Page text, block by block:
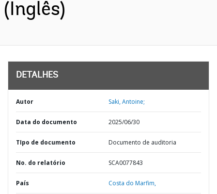
(Inglês)
DETALHES
Autor Saki, Antoine;
Data do documento 2025/06/30
TIpo de documento Documento de auditoria
No. do relatório SCA0077843
País Costa do Marfim,